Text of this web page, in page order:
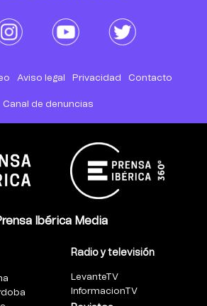
Aviso legal Privacidad Contacto
Canal de denuncias
Ibérica Media
Radio y televisión
LevanteTV
InformacionTV